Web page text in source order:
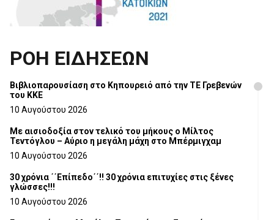
ΡΟΗ ΕΙΔΗΣΕΩΝ
Βιβλιοπαρουσίαση στο Κηπουρειό από την ΤΕ Γρεβενών
του ΚΚΕ
10 Αυγούστου 2026
Με αισιοδοξία στον τελικό του μήκους ο Μίλτος
Τεντόγλου – Αύριο η μεγάλη μάχη στο Μπέρμιγχαμ
10 Αυγούστου 2026
30 χρόνια ΄΄Επίπεδο΄΄!! 30 χρόνια επιτυχίες στις ξένες
γλώσσες!!!
10 Αυγούστου 2026